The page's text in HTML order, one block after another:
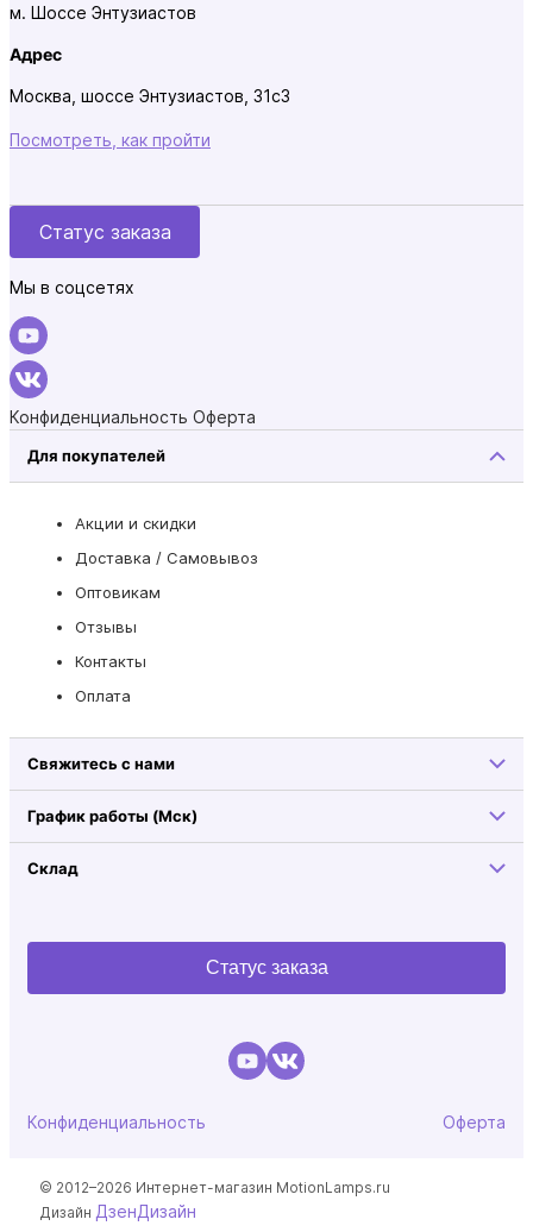
м. Шоссе Энтузиастов
Адрес
Москва, шоссе Энтузиастов, 31с3
Посмотреть, как пройти
Статус заказа
Мы в соцсетях
Конфиденциальность Оферта
Для покупателей
Акции и скидки
Доставка / Самовывоз
Оптовикам
Отзывы
Контакты
Оплата
Свяжитесь с нами
График работы (Мск)
Склад
Статус заказа
Конфиденциальность Оферта
© 2012–2026 Интернет-магазин MotionLamps.ru
Дизайн ДзенДизайн